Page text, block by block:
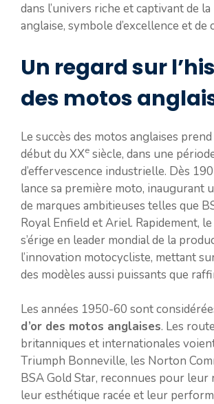
dans l’univers riche et captivant de
anglaise, symbole d’excellence et de
Un regard sur
des motos
Le succès des motos anglaises
début du XXe siècle, dans une
d’effervescence industrielle. Dès
lance sa première moto, inaugurant
de marques ambitieuses telles que
Royal Enfield et Ariel. Rapidement,
s’érige en leader mondial de la
l’innovation motocycliste, mettant
des modèles aussi puissants que
Les années 1950-60 sont
d’or des motos anglaises. Les
britanniques et internationales
Triumph Bonneville, les Norton
BSA Gold Star, reconnues pour leur
leur esthétique racée et leur